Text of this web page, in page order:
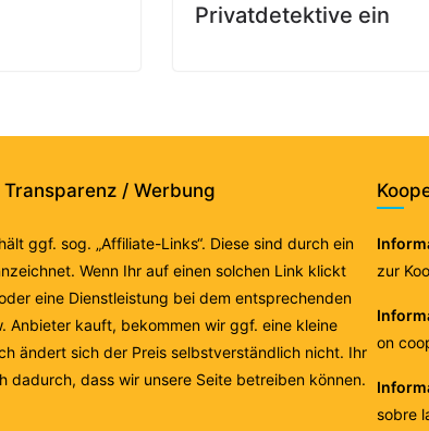
Privatdetektive ein
/ Werbung
ggf. sog. „Affiliate-Links“. Diese sind durch ein
Wenn Ihr auf einen solchen Link klickt
eine Dienstleistung bei dem entsprechenden
Anbieter kauft, bekommen wir ggf. eine kleine
ändert sich der Preis selbstverständlich nicht. Ihr
dadurch, dass wir unsere Seite betreiben können.
zur
on
sobre